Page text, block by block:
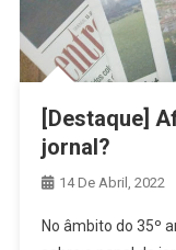
[Destaque]
jornal?
14 De Abril, 2022
No âmbito do 35º